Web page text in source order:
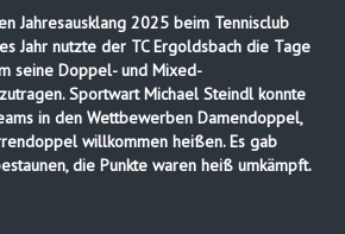
Jahresausklang 2025 beim Tennisclub
Jahr nutzte der TC Ergoldsbach die Tage
seine Doppel- und Mixed-
Sportwart Michael Steindl konnte
in den Wettbewerben Damendoppel,
willkommen heißen. Es gab
die Punkte waren heiß umkämpft.